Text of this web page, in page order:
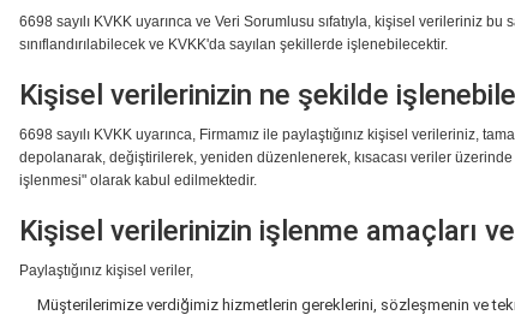
6698 sayılı KVKK uyarınca ve Veri Sorumlusu sıfatıyla, kişisel verileriniz
sınıflandırılabilecek ve KVKK'da sayılan şekillerde işlenebilecektir.
Kişisel verilerinizin ne şekilde
6698 sayılı KVKK uyarınca, Firmamız ile paylaştığınız kişisel verileriniz,
depolanarak, değiştirilerek, yeniden düzenlenerek, kısacası veriler
işlenmesi" olarak kabul edilmektedir.
Kişisel verilerinizin işlenme amaçları
Paylaştığınız kişisel veriler,
Müşterilerimize verdiğimiz hizmetlerin gereklerini, sözleşmenin ve